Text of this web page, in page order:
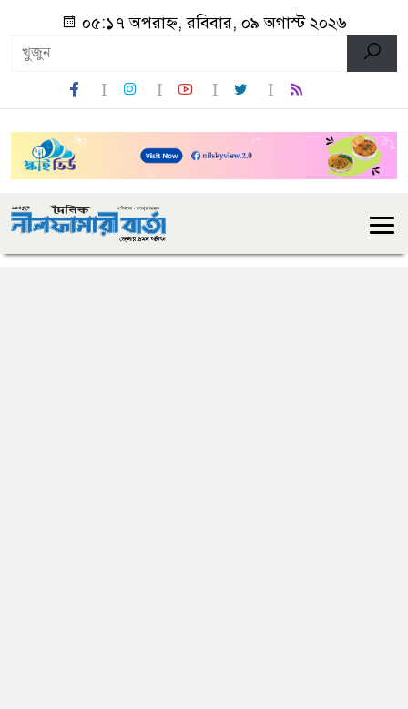
০৫:১৭ অপরাহ্ন, রবিবার, ০৯ অগাস্ট ২০২৬